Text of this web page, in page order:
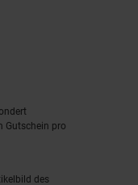
Gutschein pro
des